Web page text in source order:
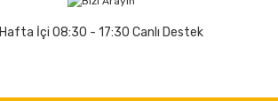
Hafta İçi 08:30 - 17:30 Canlı Destek